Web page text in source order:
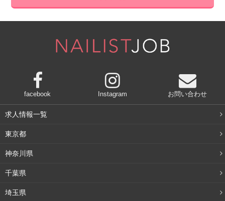
facebook Instagram お問い合わせ
求人情報一覧
東京都
神奈川県
千葉県
埼玉県